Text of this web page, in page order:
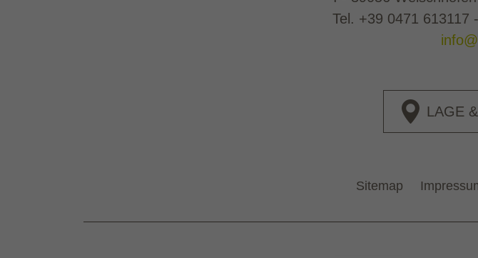
Tel. +39 0471 613117
LAGE
Sitemap